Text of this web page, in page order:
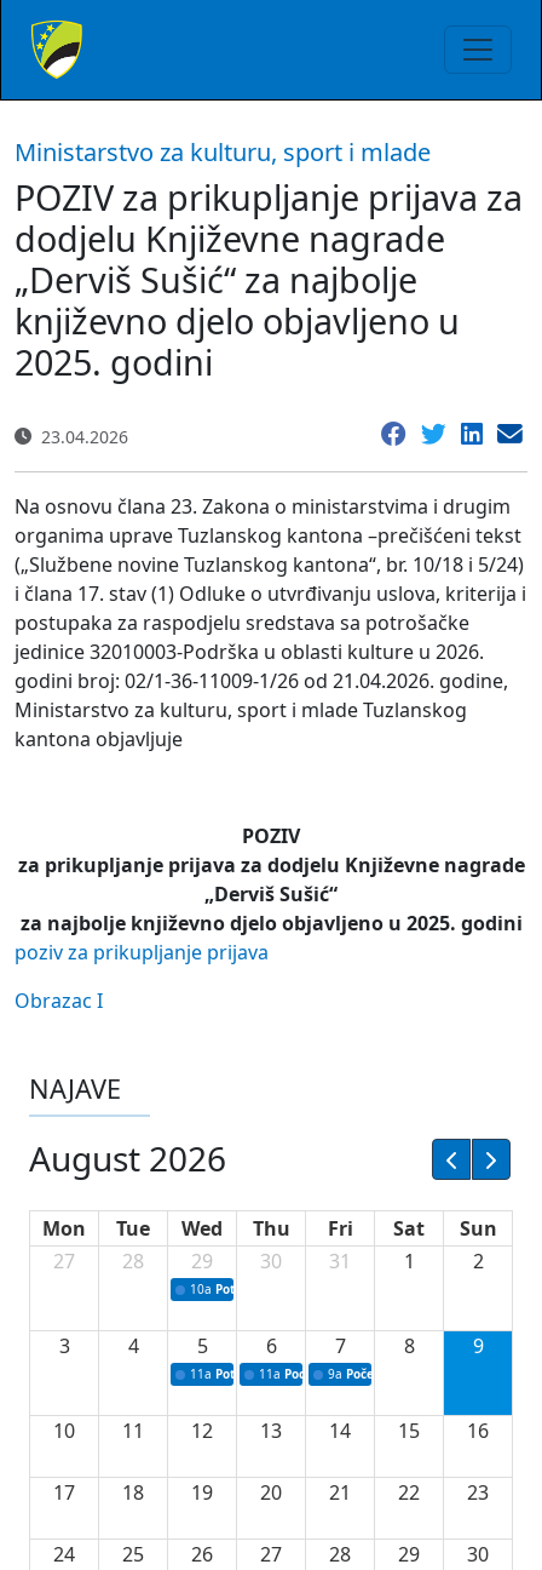
Ministarstvo za kulturu, sport i mlade
POZIV za prikupljanje prijava za
dodjelu Književne nagrade
„Derviš Sušić“ za najbolje
književno djelo objavljeno u
2025. godini
23.04.2026
Na osnovu člana 23. Zakona o ministarstvima i drugim
organima uprave Tuzlanskog kantona –prečišćeni tekst
(„Službene novine Tuzlanskog kantona“, br. 10/18 i 5/24)
i člana 17. stav (1) Odluke o utvrđivanju uslova, kriterija i
postupaka za raspodjelu sredstava sa potrošačke
jedinice 32010003-Podrška u oblasti kulture u 2026.
godini broj: 02/1-36-11009-1/26 od 21.04.2026. godine,
Ministarstvo za kulturu, sport i mlade Tuzlanskog
kantona objavljuje
POZIV
za prikupljanje prijava za dodjelu Književne nagrade
„Derviš Sušić“
za najbolje književno djelo objavljeno u 2025. godini
poziv za prikupljanje prijava
Obrazac I
NAJAVE
August 2026
Mon Tue Wed Thu Fri Sat
Sun
27
28 29
10a Potpisivanje ugovora sa neprofitnim
30 31 1 2
3 4 5
11a Potpisivanje ugovora o stipendijama za
6
11a Podrška razvoju vodne infrastrukture u
7
9a Početak izgradnje nove
8 9
10 11 12 13 14 15 16
17 18 19 20 21 22 23
24 25 26 27 28 29 30